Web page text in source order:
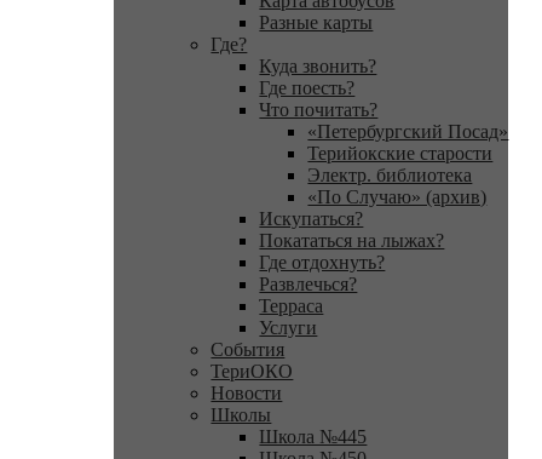
Разные карты
Где?
Куда звонить?
Где поесть?
Что почитать?
«Петербургский Посад»
Терийокские старости
Электр. библиотека
«По Случаю» (архив)
Искупаться?
Покататься на лыжах?
Где отдохнуть?
Развлечься?
Терраса
Услуги
События
ТериОКО
Новости
Школы
Школа №445